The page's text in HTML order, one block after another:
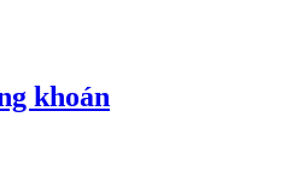
khoán